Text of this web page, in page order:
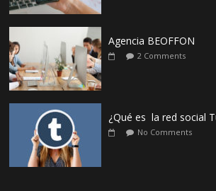
Agencia BEOFFON
2 Comments
¿Qué es la red social
No Comments